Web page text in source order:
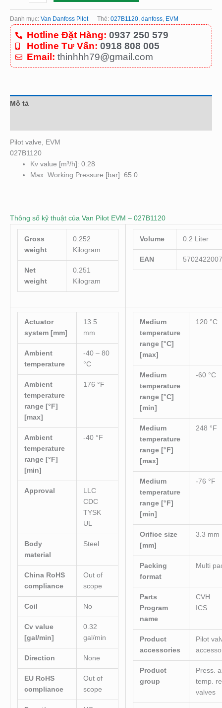
Danh mục: Van Danfoss Pilot Thẻ: 027B1120 danfoss EVM
Hotline Đặt Hàng: 0937 250 579
Hotline Tư Vấn: 0918 808 005
Email: thinhhh79@gmail.com
Mô tả
Pilot valve, EVM
027B1120
Kv value [m³/h]: 0.28
Max. Working Pressure [bar]: 65.0
Thông số kỹ thuật của Van Pilot EVM – 027B1120
Gross
weight
0.252
Kilogram
Net
weight
0.251
Kilogram
Volume 0.2 Liter
EAN
Actuator
system [mm]
13.5
mm
Ambient
temperature
-40 – 80
°C
Ambient
temperature
range [°F]
[max]
176 °F
Ambient
temperature
range [°F]
[min]
-40 °F
Approval
LLC
CDC
TYSK
UL
Body
material
Steel
China RoHS
compliance
Out of
scope
Coil No
Cv value
[gal/min]
0.32
gal/min
Direction None
EU RoHS
compliance
Out of
scope
Medium
temperature
range [°C]
[max]
120 °C
Medium
temperature
range [°C]
[min]
-60 °C
Medium
temperature
range [°F]
[max]
248 °F
Medium
temperature
range [°F]
[min]
-76 °F
Orifice size
[mm]
3.3 mm
Packing
format
Multi
Parts
Program
name
CVH
ICS
Product
accessories
Pilot
Product
group
Press.
temp.
valves